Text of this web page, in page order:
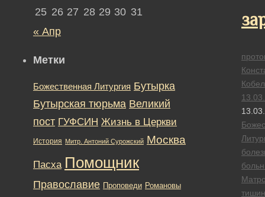
25 26 27 28 29 30 31
« Апр
Метки
Божественная Литургия Бутырка
Бутырская тюрьма Великий
пост ГУФСИН Жизнь в Церкви
История Митр. Антоний Сурожский Москва
Пасха Помощник
Православие Проповеди Романовы